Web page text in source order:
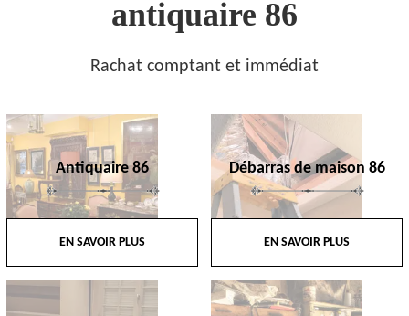
antiquaire 86
Rachat comptant et immédiat
Antiquaire 86
EN SAVOIR PLUS
Débarras de maison 86
EN SAVOIR PLUS